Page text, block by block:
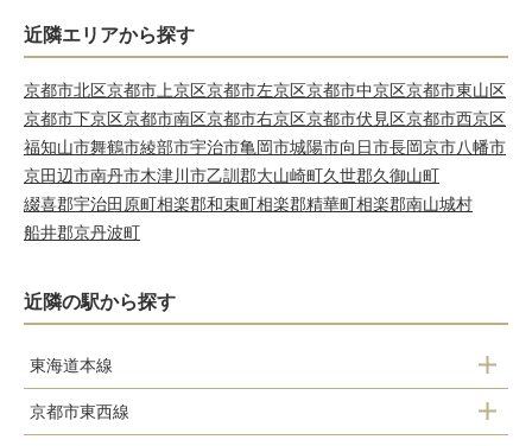
近隣エリアから探す
京都市北区京都市上京区京都市左京区京都市中京区京都市東山区
京都市下京区京都市南区京都市右京区京都市伏見区京都市西京区
福知山市舞鶴市綾部市宇治市亀岡市城陽市向日市長岡京市八幡市
京田辺市南丹市木津川市乙訓郡大山崎町久世郡久御山町
綴喜郡宇治田原町相楽郡和束町相楽郡精華町相楽郡南山城村
船井郡京丹波町
近隣の駅から探す
東海道本線
山科駅
京都市東西線